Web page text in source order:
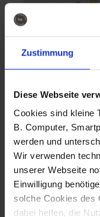
Zustimmung
Diese Webseite
Cookies sind kleine
B. Computer,
werden und
Wir verwenden
unserer Webseite
Einwilligung
solche Cookies des
dabei helfen, die
Fotografo:
Sternbach
Download